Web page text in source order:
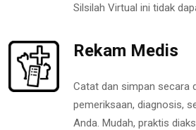
Silsilah Virtual ini tidak
Rekam Medis
Catat dan simpan secara
pemeriksaan, diagnosis,
Anda. Mudah, praktis